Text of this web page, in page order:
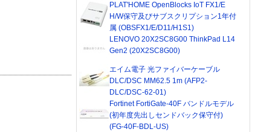
PLAT'HOME OpenBlocks IoT FX1/E
H/W保守及びサブスクリプション1年付
属 (OBSFX1/E/D11/H1S1)
LENOVO 20X2SC8G00 ThinkPad L14
Gen2 (20X2SC8G00)
エイム電子 光ファイバーケーブル
DLC/DSC MM62.5 1m (AFP2-
DLC/DSC-62-01)
Fortinet FortiGate-40F バンドルモデル
(初年度先出しセンドバック保守付)
(FG-40F-BDL-US)